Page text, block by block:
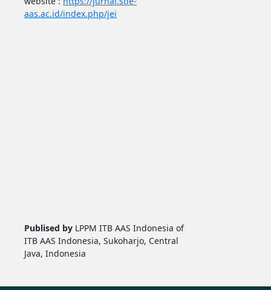
aas.ac.id/index.php/jei
Publised by LPPM ITB AAS Indonesia of
ITB AAS Indonesia, Sukoharjo, Central
Java, Indonesia